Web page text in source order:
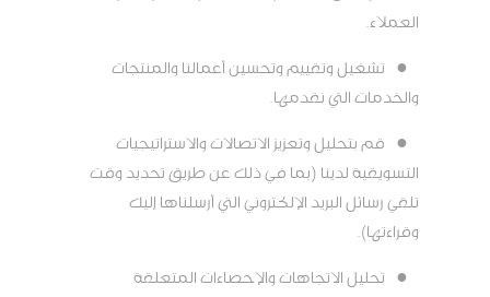
العملاء.
●
تشغيل وتقييم وتحسين أعمالنا والمنتجات
والخدمات التي نقدمها.
●
قم بتحليل وتعزيز الاتصالات والاستراتيجيات
التسويقية لدينا (بما في ذلك عن طريق تحديد وقت
تلقي رسائل البريد الإلكتروني التي أرسلناها إليك
وقراءتها).
●
تحليل الاتجاهات والإحصاءات المتعلقة